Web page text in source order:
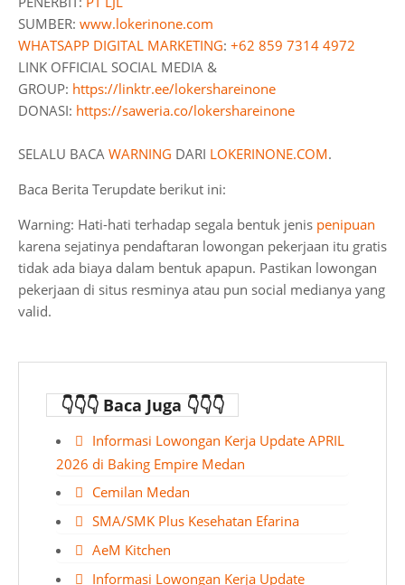
SUMBER: www.lokerinone.com
WHATSAPP DIGITAL MARKETING: +62 859 7314 4972
LINK OFFICIAL SOCIAL MEDIA &
GROUP: https://linktr.ee/lokershareinone
DONASI: https://saweria.co/lokershareinone
SELALU BACA WARNING DARI LOKERINONE.COM.
Baca Berita Terupdate berikut ini:
Warning: Hati-hati terhadap segala bentuk jenis penipuan
karena sejatinya pendaftaran lowongan pekerjaan itu gratis
tidak ada biaya dalam bentuk apapun. Pastikan lowongan
pekerjaan di situs resminya atau pun social medianya yang
valid.
👇👇👇 Baca Juga 👇👇👇
Informasi Lowongan Kerja Update APRIL
2026 di Baking Empire Medan
Cemilan Medan
SMA/SMK Plus Kesehatan Efarina
AeM Kitchen
Informasi Lowongan Kerja Update